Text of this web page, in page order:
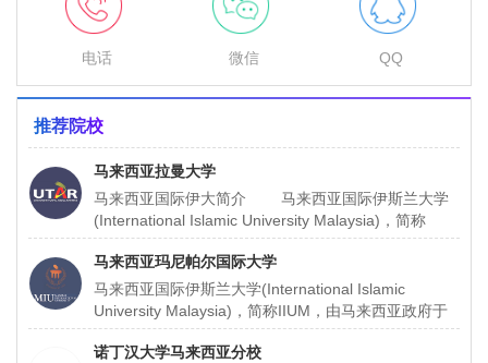
电话 微信 QQ
推荐院校
马来西亚拉曼大学
马来西亚国际伊大简介 马来西亚国际伊斯兰大学
(International Islamic University Malaysia)，简称
IIUM，由马来西亚
马来西亚玛尼帕尔国际大学
马来西亚国际伊斯兰大学(International Islamic
University Malaysia)，简称IIUM，由马来西亚政府于
1983年倡议和主办
诺丁汉大学马来西亚分校